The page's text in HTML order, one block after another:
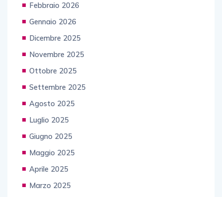
Febbraio 2026
Gennaio 2026
Dicembre 2025
Novembre 2025
Ottobre 2025
Settembre 2025
Agosto 2025
Luglio 2025
Giugno 2025
Maggio 2025
Aprile 2025
Marzo 2025